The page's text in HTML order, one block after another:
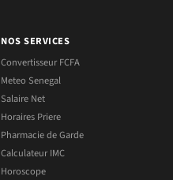
NOS SERVICES
Convertisseur FCFA
Meteo Senegal
Salaire Net
Horaires Priere
Pharmacie de Garde
Calculateur IMC
Horoscope